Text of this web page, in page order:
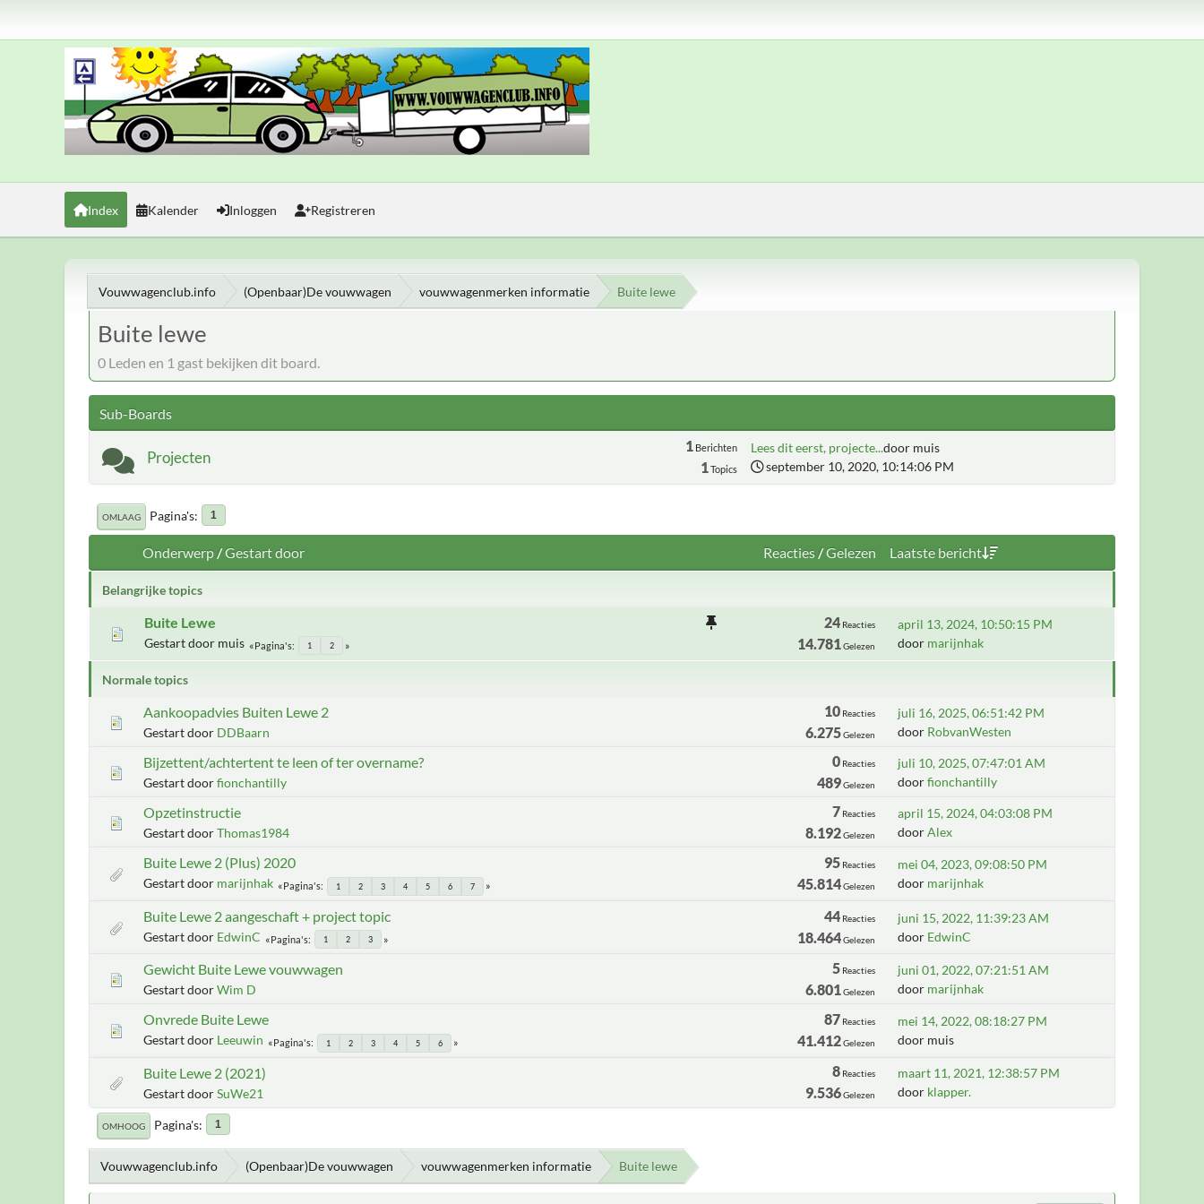
Index Kalender Inloggen Registreren
Vouwwagenclub.info (Openbaar)De vouwwagen vouwwagenmerken informatie Buite lewe
Buite lewe
0 Leden en 1 gast bekijken dit board.
Sub-Boards
Projecten
1Berichten
1Topics
Lees dit eerst, projecte...door muis
september 10, 2020, 10:14:06 PM
OMLAAG Pagina's 1
Onderwerp/Gestart door Reacties/Gelezen Laatste bericht
Belangrijke topics
Buite Lewe
Gestart door muis Pagina's 1 2
24Reacties
14.781Gelezen
april 13, 2024, 10:50:15 PM
door marijnhak
Normale topics
Aankoopadvies Buiten Lewe 2
Gestart door DDBaarn
10 Reacties
6.275Gelezen
juli 16, 2025, 06:51:42 PM
door RobvanWesten
Bijzettent/achtertent te leen of ter overname?
Gestart doorfionchantilly
0 Reacties
489Gelezen
juli 10, 2025, 07:47:01 AM
doorfionchantilly
Opzetinstructie
Gestart doorThomas1984
7 Reacties
8.192Gelezen
april 15, 2024, 04:03:08 PM
doorAlex
Buite Lewe 2 (Plus) 2020
Gestart door marijnhak Pagina's 1 2 3 4 5 6 7
95 Reacties
45.814Gelezen
mei 04, 2023, 09:08:50 PM
door marijnhak
Buite Lewe 2 aangeschaft + project topic
Gestart door EdwinC Pagina's 1 2 3
44 Reacties
18.464Gelezen
juni 15, 2022, 11:39:23 AM
door EdwinC
Gewicht Buite Lewe vouwwagen
Gestart doorWim D
5 Reacties
6.801 Gelezen
juni 01, 2022, 07:21:51 AM
door marijnhak
Onvrede Buite Lewe
Gestart door Leeuwin Pagina's 1 2 3 4 5 6
87 Reacties
41.412Gelezen
mei 14, 2022, 08:18:27 PM
door muis
Buite Lewe 2 (2021)
Gestart doorSuWe21
8 Reacties
9.536Gelezen
maart 11, 2021, 12:38:57 PM
door klapper.
OMHOOG Pagina's 1
Vouwwagenclub.info (Openbaar)De vouwwagen vouwwagenmerken informatie Buite lewe